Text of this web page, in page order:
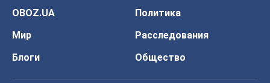
OBOZ.UA
Политика
Мир
Расследования
Блоги
Общество